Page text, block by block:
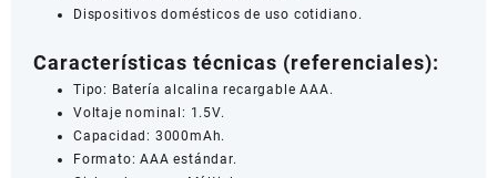
Dispositivos domésticos de uso cotidiano.
Características técnicas (referenciales):
Tipo: Batería alcalina recargable AAA.
Voltaje nominal: 1.5V.
Capacidad: 3000mAh.
Formato: AAA estándar.